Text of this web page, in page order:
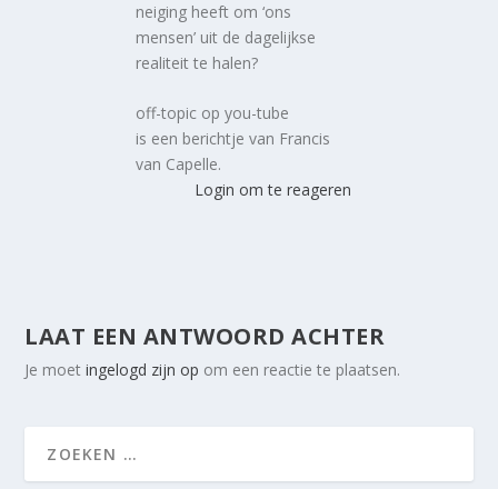
neiging heeft om ‘ons
mensen’ uit de dagelijkse
realiteit te halen?
off-topic op you-tube
is een berichtje van Francis
van Capelle.
Login om te reageren
LAAT EEN ANTWOORD ACHTER
Je moetingelogd zijn op om een reactie te plaatsen.